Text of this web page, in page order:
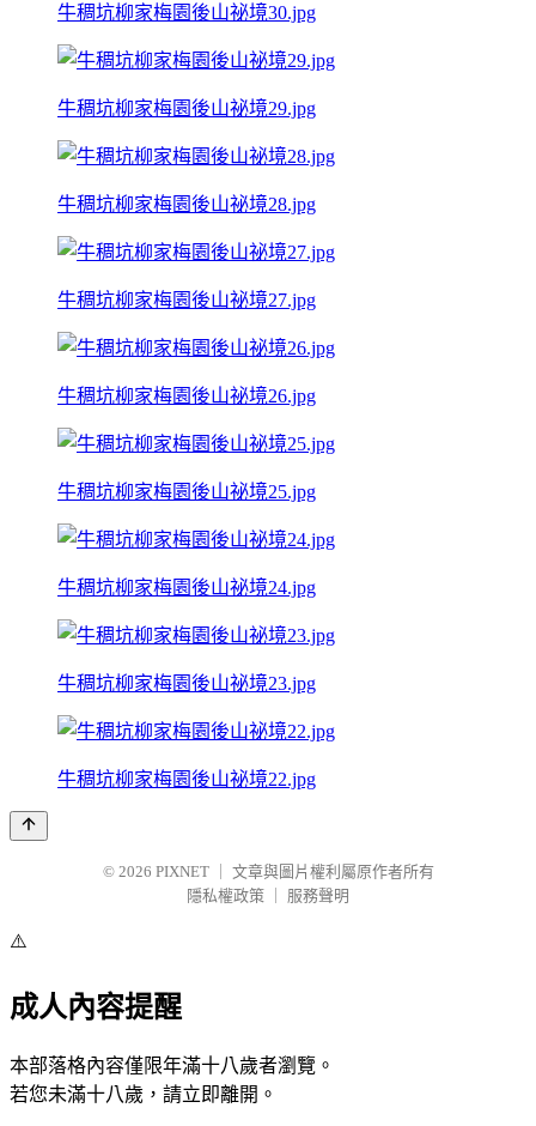
牛稠坑柳家梅園後山祕境30.jpg
牛稠坑柳家梅園後山祕境29.jpg
牛稠坑柳家梅園後山祕境28.jpg
牛稠坑柳家梅園後山祕境27.jpg
牛稠坑柳家梅園後山祕境26.jpg
牛稠坑柳家梅園後山祕境25.jpg
牛稠坑柳家梅園後山祕境24.jpg
牛稠坑柳家梅園後山祕境23.jpg
牛稠坑柳家梅園後山祕境22.jpg
© 2026 PIXNET
文章與圖片權利屬原作者所有
隱私權政策
服務聲明
⚠️
成人內容提醒
本部落格內容僅限年滿十八歲者瀏覽。
若您未滿十八歲，請立即離開。